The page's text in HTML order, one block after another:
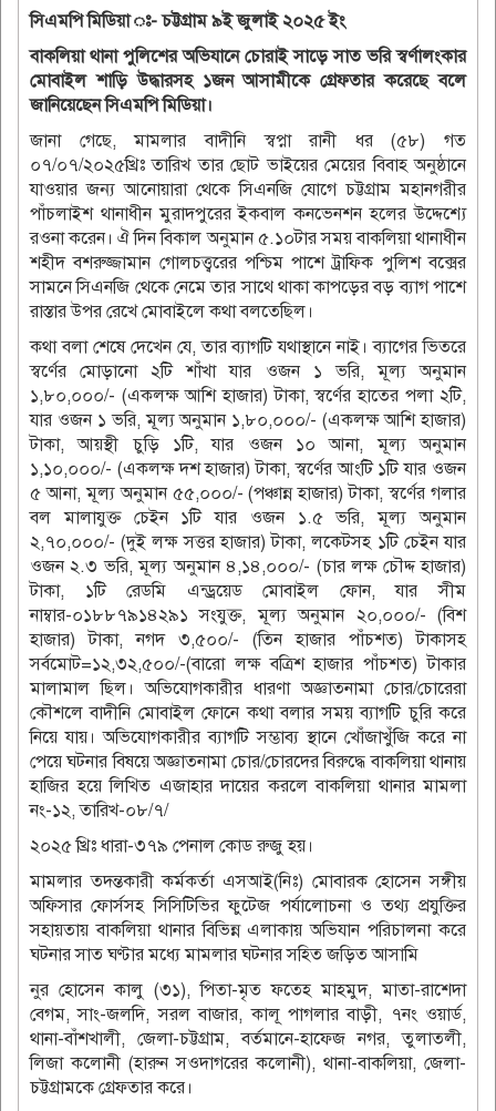
সিএমপি মিডিয়া ঃ- চট্টগ্রাম ৯ই জুলাই ২০২৫ ইং
বাকলিয়া থানা পুলিশের অভিযানে চোরাই সাড়ে সাত ভরি স্বর্ণালংকার
মোবাইল শাড়ি উদ্ধারসহ ১জন আসামীকে গ্রেফতার করেছে বলে
জানিয়েছেন সিএমপি মিডিয়া।
জানা গেছে, মামলার বাদীনি স্বপ্না রানী ধর (৫৮) গত
০৭/০৭/২০২৫খ্রিঃ তারিখ তার ছোট ভাইয়ের মেয়ের বিবাহ অনুষ্ঠানে
যাওয়ার জন্য আনোয়ারা থেকে সিএনজি যোগে চট্টগ্রাম মহানগরীর
পাঁচলাইশ থানাধীন মুরাদপুরের ইকবাল কনভেনশন হলের উদ্দেশ্যে
রওনা করেন। ঐ দিন বিকাল অনুমান ৫.১০টার সময় বাকলিয়া থানাধীন
শহীদ বশরুজ্জামান গোলচত্ত্বরের পশ্চিম পাশে ট্রাফিক পুলিশ বক্সের
সামনে সিএনজি থেকে নেমে তার সাথে থাকা কাপড়ের বড় ব্যাগ পাশে
রাস্তার উপর রেখে মোবাইলে কথা বলতেছিল।
কথা বলা শেষে দেখেন যে, তার ব্যাগটি যথাস্থানে নাই। ব্যাগের ভিতরে
স্বর্ণের মোড়ানো ২টি শাঁখা যার ওজন ১ ভরি, মূল্য অনুমান
১,৮০,০০০/- (একলক্ষ আশি হাজার) টাকা, স্বর্ণের হাতের পলা ২টি,
যার ওজন ১ ভরি, মূল্য অনুমান ১,৮০,০০০/- (একলক্ষ আশি হাজার)
টাকা, আয়স্থী চুড়ি ১টি, যার ওজন ১০ আনা, মূল্য অনুমান
১,১০,০০০/- (একলক্ষ দশ হাজার) টাকা, স্বর্ণের আংটি ১টি যার ওজন
৫ আনা, মূল্য অনুমান ৫৫,০০০/- (পঞ্চান্ন হাজার) টাকা, স্বর্ণের গলার
বল মালাযুক্ত চেইন ১টি যার ওজন ১.৫ ভরি, মূল্য অনুমান
২,৭০,০০০/- (দুই লক্ষ সত্তর হাজার) টাকা, লকেটসহ ১টি চেইন যার
ওজন ২.৩ ভরি, মূল্য অনুমান ৪,১৪,০০০/- (চার লক্ষ চৌদ্দ হাজার)
টাকা, ১টি রেডমি এন্ড্রয়েড মোবাইল ফোন, যার সীম
নাম্বার-০১৮৮৭৯১৪২৯১ সংযুক্ত, মূল্য অনুমান ২০,০০০/- (বিশ
হাজার) টাকা, নগদ ৩,৫০০/- (তিন হাজার পাঁচশত) টাকাসহ
সর্বমোট=১২,৩২,৫০০/-(বারো লক্ষ বত্রিশ হাজার পাঁচশত) টাকার
মালামাল ছিল। অভিযোগকারীর ধারণা অজ্ঞাতনামা চোর/চোরেরা
কৌশলে বাদীনি মোবাইল ফোনে কথা বলার সময় ব্যাগটি চুরি করে
নিয়ে যায়। অভিযোগকারীর ব্যাগটি সম্ভাব্য স্থানে খোঁজাখুঁজি করে না
পেয়ে ঘটনার বিষয়ে অজ্ঞাতনামা চোর/চোরদের বিরুদ্ধে বাকলিয়া থানায়
হাজির হয়ে লিখিত এজাহার দায়ের করলে বাকলিয়া থানার মামলা
নং-১২, তারিখ-০৮/৭/
২০২৫ খ্রিঃ ধারা-৩৭৯ পেনাল কোড রুজু হয়।
মামলার তদন্তকারী কর্মকর্তা এসআই(নিঃ) মোবারক হোসেন সঙ্গীয়
অফিসার ফোর্সসহ সিসিটিভির ফুটেজ পর্যালোচনা ও তথ্য প্রযুক্তির
সহায়তায় বাকলিয়া থানার বিভিন্ন এলাকায় অভিযান পরিচালনা করে
ঘটনার সাত ঘণ্টার মধ্যে মামলার ঘটনার সহিত জড়িত আসামি
নুর হোসেন কালু (৩১), পিতা-মৃত ফতেহ মাহমুদ, মাতা-রাশেদা
বেগম, সাং-জলদি, সরল বাজার, কালূ পাগলার বাড়ী, ৭নং ওয়ার্ড,
থানা-বাঁশখালী, জেলা-চট্টগ্রাম, বর্তমানে-হাফেজ নগর, তুলাতলী,
লিজা কলোনী (হারুন সওদাগরের কলোনী), থানা-বাকলিয়া, জেলা-
চট্টগ্রামকে গ্রেফতার করে।